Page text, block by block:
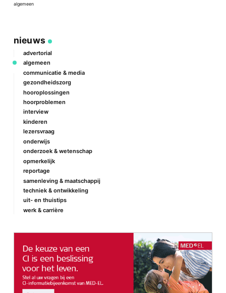
algemeen
nieuws
advertorial
algemeen
communicatie & media
gezondheidszorg
hooroplossingen
hoorproblemen
interview
kinderen
lezersvraag
onderwijs
onderzoek & wetenschap
opmerkelijk
reportage
samenleving & maatschappij
techniek & ontwikkeling
uit- en thuistips
werk & carrière